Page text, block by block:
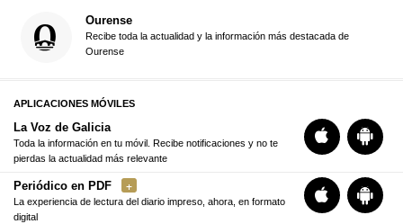
Ourense
Recibe toda la actualidad y la información más destacada de
Ourense
APLICACIONES MÓVILES
La Voz de Galicia
Toda la información en tu móvil. Recibe notificaciones y no te
pierdas la actualidad más relevante
Periódico en PDF
La experiencia de lectura del diario impreso, ahora, en formato
digital